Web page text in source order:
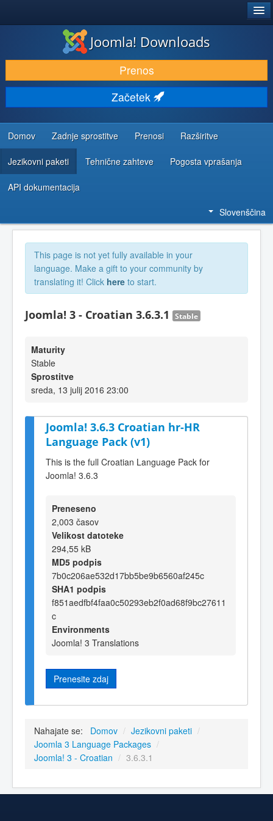
PRENESI IN RAZŠIRI
ODKRIJTE & IZVEJTE
SKUPNOST IN PODPORA
VIRI ZA RAZVIJALCE
Joomla! Downloads
Prenos
Začetek
Domov Zadnje sprostitve Prenosi Razširitve
Jezikovni paketi Tehnične zahteve Pogosta vprašanja
API dokumentacija
Slovenščina
This page is not yet fully available in your
language. Make a gift to your community by
translating it! Click here to start.
Joomla! 3 - Croatian 3.6.3.1 Stable
Maturity
Stable
Sprostitve
sreda, 13 julij 2016 23:00
Joomla! 3.6.3 Croatian hr-HR
Language Pack (v1)
This is the full Croatian Language Pack for
Joomla! 3.6.3
Preneseno
2,003 časov
Velikost datoteke
294,55 kB
MD5 podpis
7b0c206ae532d17bb5be9b6560af245c
SHA1 podpis
f851aedfbf4faa0c50293eb2f0ad68f9bc27611
c
Environments
Joomla! 3 Translations
Prenesite zdaj
Nahajate se: Domov / Jezikovni paketi /
Joomla 3 Language Packages /
Joomla! 3 - Croatian / 3.6.3.1